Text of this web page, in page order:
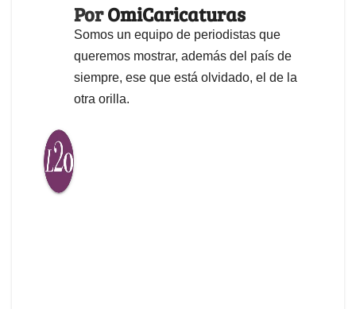
PorOmiCaricaturas
Somos un equipo de periodistas que
queremos mostrar, además del país de
siempre, ese que está olvidado, el de la
otra orilla.